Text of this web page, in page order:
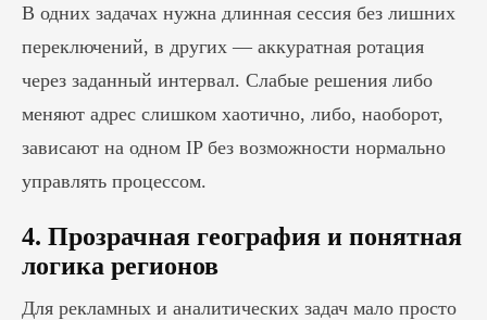
В одних задачах нужна длинная сессия без лишних
переключений, в других — аккуратная ротация
через заданный интервал. Слабые решения либо
меняют адрес слишком хаотично, либо, наоборот,
зависают на одном IP без возможности нормально
управлять процессом.
4. Прозрачная география и понятная
логика регионов
Для рекламных и аналитических задач мало просто